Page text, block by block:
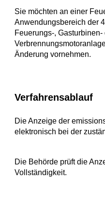
Sie möchten an einer
Anwendungsbereich der
Feuerungs-, Gasturbinen-
Änderung vornehmen.
Verfahrensablauf
Die Anzeige der
elektronisch bei der
Die Behörde prüft die
Vollständigkeit.